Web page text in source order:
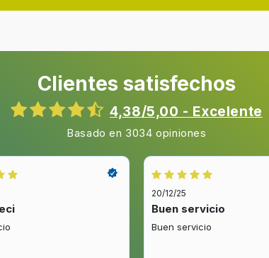
Clientes satisfechos
4,38/5,00 - Excelente
Basado en 3034 opiniones
20/12/25
Buen servicio
Buen servicio